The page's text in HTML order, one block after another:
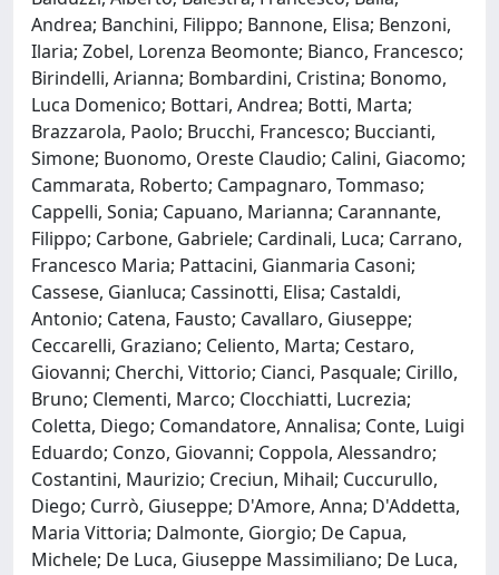
Andrea; Banchini, Filippo; Bannone, Elisa; Benzoni,
Ilaria; Zobel, Lorenza Beomonte; Bianco, Francesco;
Birindelli, Arianna; Bombardini, Cristina; Bonomo,
Luca Domenico; Bottari, Andrea; Botti, Marta;
Brazzarola, Paolo; Brucchi, Francesco; Buccianti,
Simone; Buonomo, Oreste Claudio; Calini, Giacomo;
Cammarata, Roberto; Campagnaro, Tommaso;
Cappelli, Sonia; Capuano, Marianna; Carannante,
Filippo; Carbone, Gabriele; Cardinali, Luca; Carrano,
Francesco Maria; Pattacini, Gianmaria Casoni;
Cassese, Gianluca; Cassinotti, Elisa; Castaldi,
Antonio; Catena, Fausto; Cavallaro, Giuseppe;
Ceccarelli, Graziano; Celiento, Marta; Cestaro,
Giovanni; Cherchi, Vittorio; Cianci, Pasquale; Cirillo,
Bruno; Clementi, Marco; Clocchiatti, Lucrezia;
Coletta, Diego; Comandatore, Annalisa; Conte, Luigi
Eduardo; Conzo, Giovanni; Coppola, Alessandro;
Costantini, Maurizio; Creciun, Mihail; Cuccurullo,
Diego; Currò, Giuseppe; D'Amore, Anna; D'Addetta,
Maria Vittoria; Dalmonte, Giorgio; De Capua,
Michele; De Luca, Giuseppe Massimiliano; De Luca,